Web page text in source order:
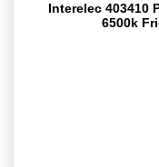
Interelec 403410
6500k